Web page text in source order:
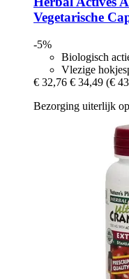
Vegetarische
-5%
Biologisch
Vlezige
€ 32,76 € 34,49 (€
Bezorging uiterlijk